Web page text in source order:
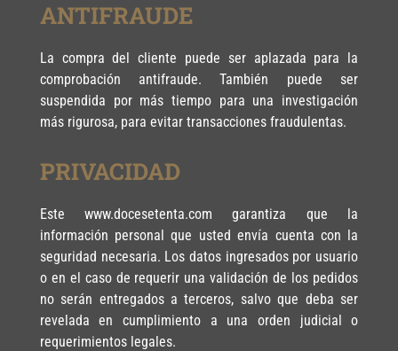
ANTIFRAUDE
La compra del cliente puede ser aplazada para la
comprobación antifraude. También puede ser
suspendida por más tiempo para una investigación
más rigurosa, para evitar transacciones fraudulentas.
PRIVACIDAD
Este www.docesetenta.com garantiza que la
información personal que usted envía cuenta con la
seguridad necesaria. Los datos ingresados por usuario
o en el caso de requerir una validación de los pedidos
no serán entregados a terceros, salvo que deba ser
revelada en cumplimiento a una orden judicial o
requerimientos legales.